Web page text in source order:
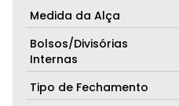
Medida da Alça
Bolsos/Divisórias
Internas
Tipo de Fechamento